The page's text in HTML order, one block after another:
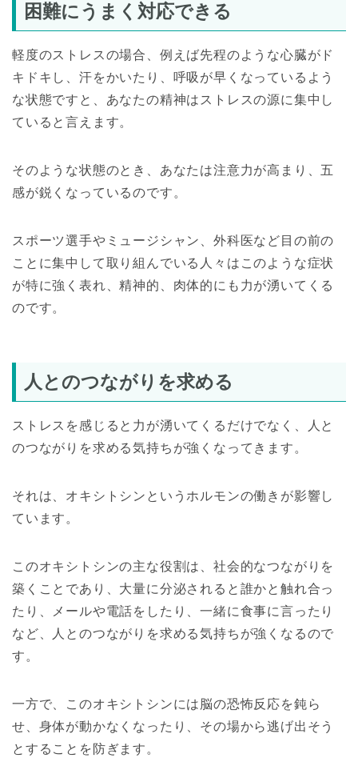
困難にうまく対応できる
軽度のストレスの場合、例えば先程のような心臓がド
キドキし、汗をかいたり、呼吸が早くなっているよう
な状態ですと、あなたの精神はストレスの源に集中し
ていると言えます。
そのような状態のとき、あなたは注意力が高まり、五
感が鋭くなっているのです。
スポーツ選手やミュージシャン、外科医など目の前の
ことに集中して取り組んでいる人々はこのような症状
が特に強く表れ、精神的、肉体的にも力が湧いてくる
のです。
人とのつながりを求める
ストレスを感じると力が湧いてくるだけでなく、人と
のつながりを求める気持ちが強くなってきます。
それは、オキシトシンというホルモンの働きが影響し
ています。
このオキシトシンの主な役割は、社会的なつながりを
築くことであり、大量に分泌されると誰かと触れ合っ
たり、メールや電話をしたり、一緒に食事に言ったり
など、人とのつながりを求める気持ちが強くなるので
す。
一方で、このオキシトシンには脳の恐怖反応を鈍ら
せ、身体が動かなくなったり、その場から逃げ出そう
とすることを防ぎます。